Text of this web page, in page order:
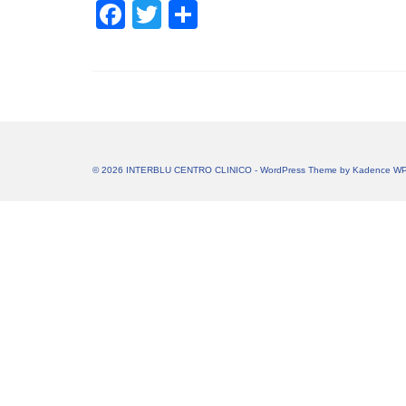
Facebook
Twitter
© 2026 INTERBLU CENTRO CLINICO - WordPress Theme by Kadence